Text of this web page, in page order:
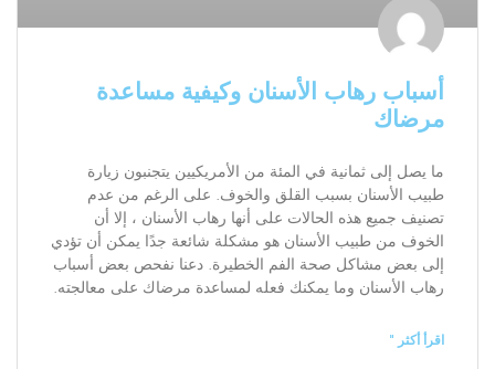
أسباب رهاب الأسنان وكيفية مساعدة
مرضاك
ما يصل إلى ثمانية في المئة من الأمريكيين يتجنبون زيارة
طبيب الأسنان بسبب القلق والخوف. على الرغم من عدم
تصنيف جميع هذه الحالات على أنها رهاب الأسنان ، إلا أن
الخوف من طبيب الأسنان هو مشكلة شائعة جدًا يمكن أن تؤدي
إلى بعض مشاكل صحة الفم الخطيرة. دعنا نفحص بعض أسباب
رهاب الأسنان وما يمكنك فعله لمساعدة مرضاك على معالجته.
اقرأ أكثر "